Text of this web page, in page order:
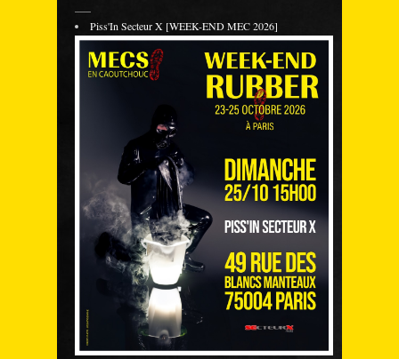
Piss'In Secteur X [WEEK-END MEC 2026]